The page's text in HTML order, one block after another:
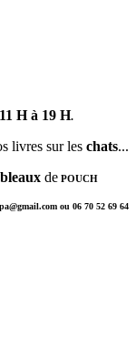
11 H à 19 H.
livres sur les chats...
de POUCH
ou 06 70 52 69 64